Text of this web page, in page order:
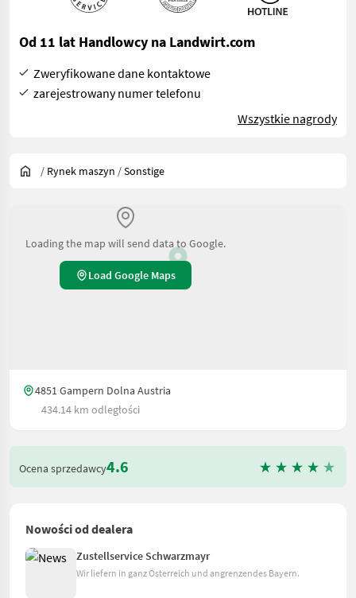
Od 11 lat Handlowcy na Landwirt.com
Zweryfikowane dane kontaktowe
zarejestrowany numer telefonu
Wszystkie nagrody
/ Rynek maszyn /Sonstige
Loading the map will send data to Google.
Load Google Maps
4851 Gampern Dolna Austria
434.14 km odległości
Ocena sprzedawcy4.6
Nowości od dealera
Zustellservice Schwarzmayr
Wir liefern in ganz Österreich und angrenzendes Bayern.